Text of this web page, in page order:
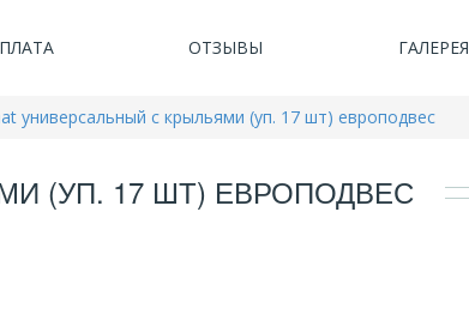
ОТЗЫВЫ ГАЛЕРЕЯ
универсальный с крыльями (уп. 17 шт) европодвес
(УП. 17 ШТ) ЕВРОПОДВЕС